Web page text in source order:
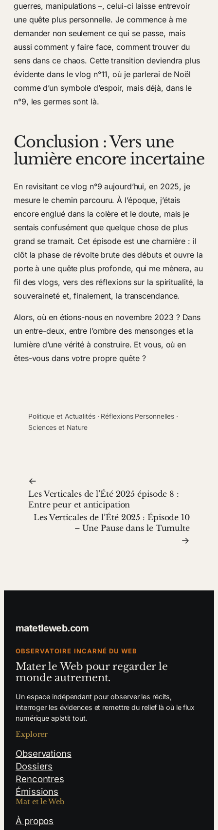
guerres, manipulations –, celui-ci laisse entrevoir
une quête plus personnelle. Je commence à me
demander non seulement ce qui se passe, mais
aussi comment y faire face, comment trouver du
sens dans ce chaos. Cette transition deviendra plus
évidente dans le vlog n°11, où je parlerai de Noël
comme d’un symbole d’espoir, mais déjà, dans le
n°9, les germes sont là.
Conclusion : Vers une
lumière encore incertaine
En revisitant ce vlog n°9 aujourd’hui, en 2025, je
mesure le chemin parcouru. À l’époque, j’étais
encore englué dans la colère et le doute, mais je
sentais confusément que quelque chose de plus
grand se tramait. Cet épisode est une charnière : il
clôt la phase de révolte brute des débuts et ouvre la
porte à une quête plus profonde, qui me mènera, au
fil des vlogs, vers des réflexions sur la spiritualité, la
souveraineté et, finalement, la transcendance.
Alors, où en étions-nous en novembre 2023 ? Dans
un entre-deux, entre l’ombre des mensonges et la
lumière d’une vérité à construire. Et vous, où en
êtes-vous dans votre propre quête ?
Politique et Actualités · Réflexions Personnelles
Sciences et Nature
←
Les Verticales de l’Été 2025 épisode 8 :
Entre peur et anticipation
Les Verticales de l’Été 2025 : Épisode 10
– Une Pause dans le Tumulte
→
matetleweb.com
OBSERVATOIRE INCARNÉ DU WEB
Mater le Web pour regarder le
monde autrement.
Un espace indépendant pour observer les récits,
interroger les évidences et remettre du relief là où le flux
numérique aplatit tout.
Explorer
Observations
Dossiers
Rencontres
Émissions
Mat et le Web
À propos